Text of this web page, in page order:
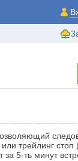
трейлинг стоп
5-ть минут